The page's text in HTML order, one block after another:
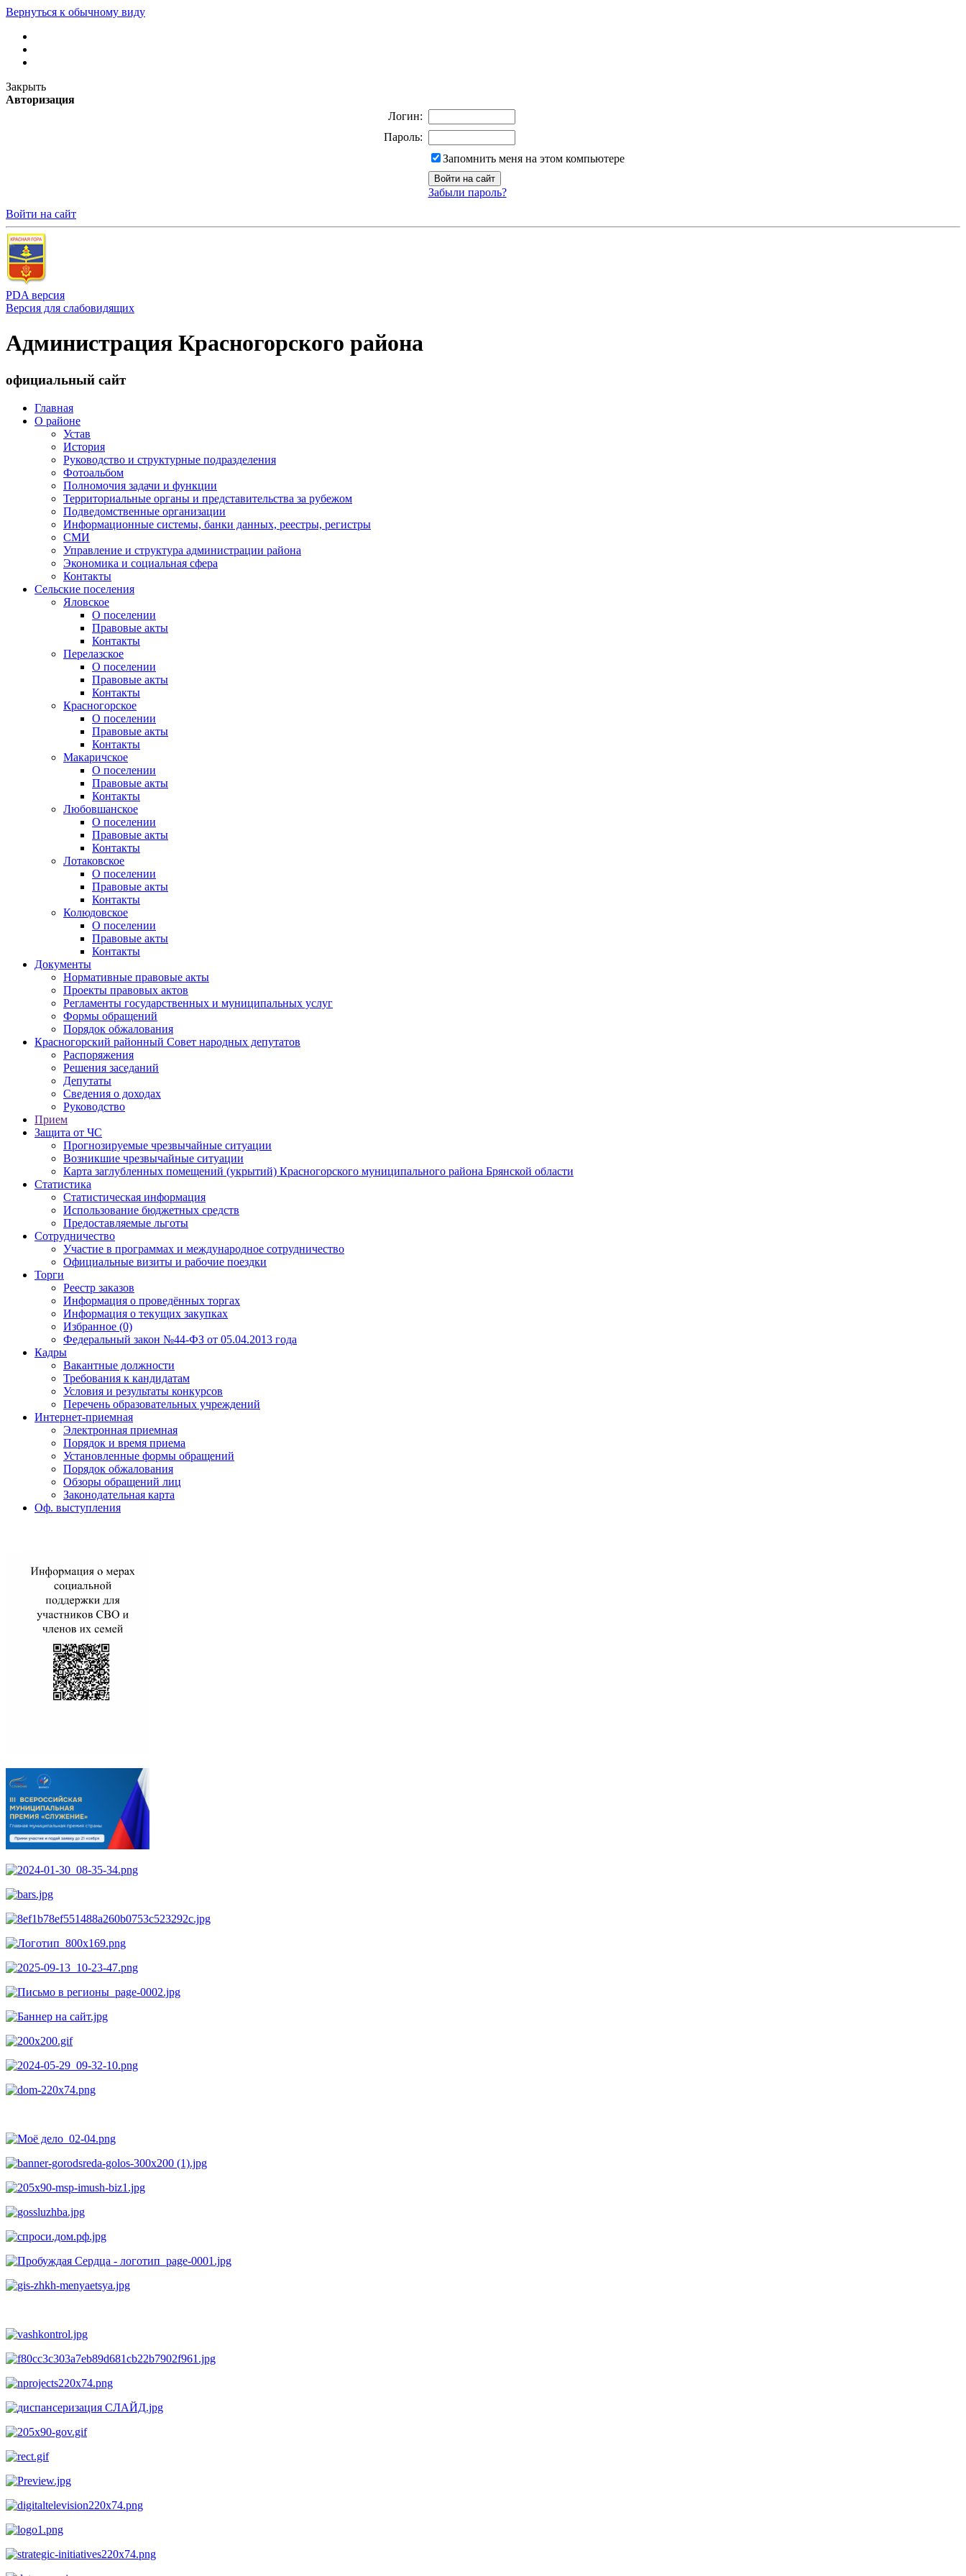
Вернуться к обычному виду
Закрыть
Авторизация
Логин:
Пароль:
Запомнить меня на этом компьютере
Забыли пароль?
Войти на сайт
PDA версия
Версия для слабовидящих
Администрация Красногорского района
официальный сайт
Главная
О районе
Устав
История
Руководство и структурные подразделения
Фотоальбом
Полномочия задачи и функции
Территориальные органы и представительства за рубежом
Подведомственные организации
Информационные системы, банки данных, реестры, регистры
СМИ
Управление и структура администрации района
Экономика и социальная сфера
Контакты
Сельские поселения
Яловское
О поселении
Правовые акты
Контакты
Перелазское
О поселении
Правовые акты
Контакты
Красногорское
О поселении
Правовые акты
Контакты
Макаричское
О поселении
Правовые акты
Контакты
Любовшанское
О поселении
Правовые акты
Контакты
Лотаковское
О поселении
Правовые акты
Контакты
Колюдовское
О поселении
Правовые акты
Контакты
Документы
Нормативные правовые акты
Проекты правовых актов
Регламенты государственных и муниципальных услуг
Формы обращений
Порядок обжалования
Красногорский районный Совет народных депутатов
Распоряжения
Решения заседаний
Депутаты
Сведения о доходах
Руководство
Прием
Защита от ЧС
Прогнозируемые чрезвычайные ситуации
Возникшие чрезвычайные ситуации
Карта заглубленных помещений (укрытий) Красногорского муниципального района Брянской области
Статистика
Статистическая информация
Использование бюджетных средств
Предоставляемые льготы
Сотрудничество
Участие в программах и международное сотрудничество
Официальные визиты и рабочие поездки
Торги
Реестр заказов
Информация о проведённых торгах
Информация о текущих закупках
Избранное (0)
Федеральный закон №44-ФЗ от 05.04.2013 года
Кадры
Вакантные должности
Требования к кандидатам
Условия и результаты конкурсов
Перечень образовательных учреждений
Интернет-приемная
Электронная приемная
Порядок и время приема
Установленные формы обращений
Порядок обжалования
Обзоры обращений лиц
Законодательная карта
Оф. выступления